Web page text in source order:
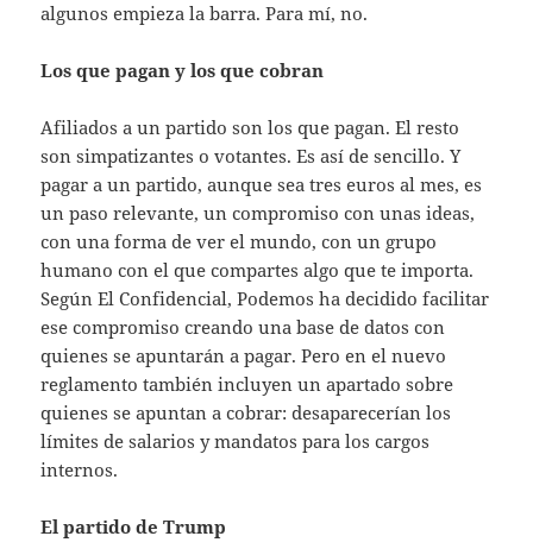
algunos empieza la barra. Para mí, no.
Los que pagan y los que cobran
Afiliados a un partido son los que pagan. El resto
son simpatizantes o votantes. Es así de sencillo. Y
pagar a un partido, aunque sea tres euros al mes, es
un paso relevante, un compromiso con unas ideas,
con una forma de ver el mundo, con un grupo
humano con el que compartes algo que te importa.
Según El Confidencial, Podemos ha decidido facilitar
ese compromiso creando una base de datos con
quienes se apuntarán a pagar. Pero en el nuevo
reglamento también incluyen un apartado sobre
quienes se apuntan a cobrar: desaparecerían los
límites de salarios y mandatos para los cargos
internos.
El partido de Trump